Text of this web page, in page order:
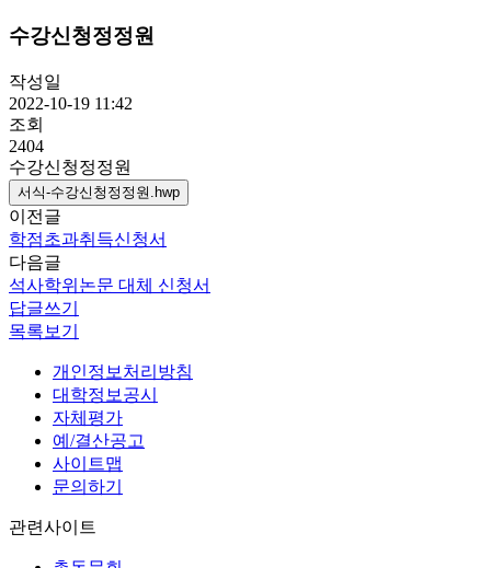
수강신청정정원
작성일
2022-10-19 11:42
조회
2404
수강신청정정원
서식-수강신청정정원.hwp
이전글
학점초과취득신청서
다음글
석사학위논문 대체 신청서
답글쓰기
목록보기
개인정보처리방침
대학정보공시
자체평가
예/결산공고
사이트맵
문의하기
관련사이트